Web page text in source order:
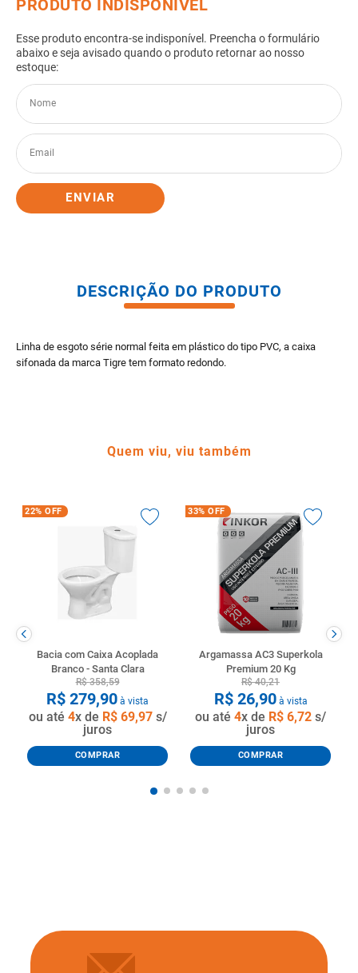
ENVIAR
DESCRIÇÃO DO PRODUTO
Linha de esgoto série normal feita em plástico do tipo PVC, a caixa
sifonada da marca Tigre tem formato redondo.
Quem viu, viu também
22% OFF
Bacia com Caixa Acoplada
Branco - Santa Clara
R$ 358,59
R$ 279,90 à vista
ou até 4x de R$ 69,97s/
juros
COMPRAR
33% OFF
Argamassa AC3 Superkola
Premium 20 Kg
R$ 40,21
R$ 26,90à vista
ou até 4x de R$ 6,72 s/
juros
COMPRAR
9º porta
10º